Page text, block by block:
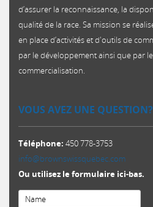
d’assurer la reconnaissance, la
qualité de la race. Sa mission se
en place d’activités et d'outils de
par le développement ainsi que par
commercialisation.​
VOUS AVEZ UNE QUESTION?
Téléphone: 450 778-3753
info@brownswissquebec.com
Ou utilisez le formulaire ici-bas.